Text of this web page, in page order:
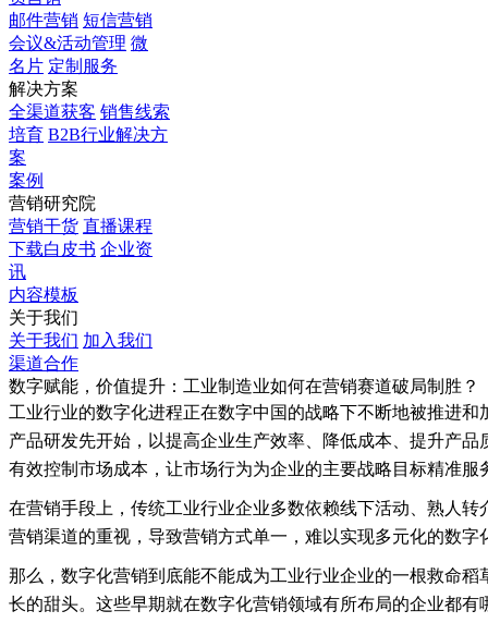
邮件营销 短信营销
会议&活动管理 微
名片 定制服务
解决方案
全渠道获客 销售线索
培育 B2B行业解决方
案
案例
营销研究院
营销干货 直播课程
下载白皮书 企业资
讯
内容模板
关于我们
关于我们 加入我们
渠道合作
数字赋能，价值提升：工业制造业如何在营销赛道破局制胜？
工业行业的数字化进程正在数字中国的战略下不断地被推进
产品研发先开始，以提高企业生产效率、降低成本、提升产
有效控制市场成本，让市场行为为企业的主要战略目标精准
在营销手段上，传统工业行业企业多数依赖线下活动、熟人
营销渠道的重视，导致营销方式单一，难以实现多元化的数字
那么，数字化营销到底能不能成为工业行业企业的一根救命
长的甜头。这些早期就在数字化营销领域有所布局的企业都有